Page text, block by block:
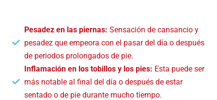
Pesadez en las piernas: Sensación de cansancio y
pesadez que empeora con el pasar del día o después
de periodos prolongados de pie.
Inflamación en los tobillos y los pies: Esta puede ser
más notable al final del día o después de estar
sentado o de pie durante mucho tiempo.